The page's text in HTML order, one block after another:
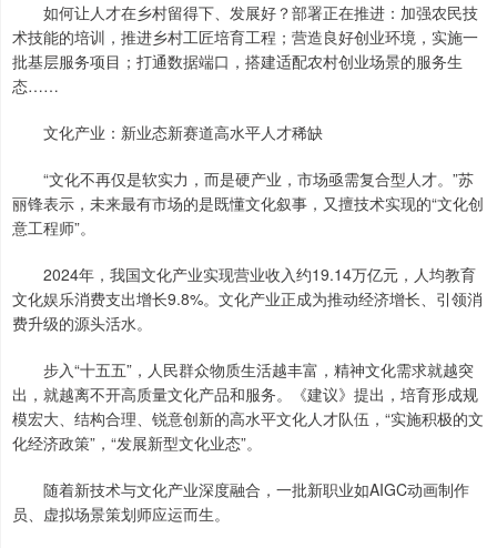
如何让人才在乡村留得下、发展好？部署正在推进：加强农民技
术技能的培训，推进乡村工匠培育工程；营造良好创业环境，实施一
批基层服务项目；打通数据端口，搭建适配农村创业场景的服务生
态……
文化产业：新业态新赛道高水平人才稀缺
“文化不再仅是软实力，而是硬产业，市场亟需复合型人才。”苏
丽锋表示，未来最有市场的是既懂文化叙事，又擅技术实现的“文化创
意工程师”。
2024年，我国文化产业实现营业收入约19.14万亿元，人均教育
文化娱乐消费支出增长9.8%。文化产业正成为推动经济增长、引领消
费升级的源头活水。
步入“十五五”，人民群众物质生活越丰富，精神文化需求就越突
出，就越离不开高质量文化产品和服务。《建议》提出，培育形成规
模宏大、结构合理、锐意创新的高水平文化人才队伍，“实施积极的文
化经济政策”，“发展新型文化业态”。
随着新技术与文化产业深度融合，一批新职业如AIGC动画制作
员、虚拟场景策划师应运而生。